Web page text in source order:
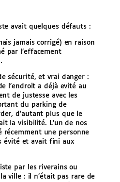
avait quelques défauts :
jamais corrigé) en raison
par l’effacement
sécurité, et vrai danger :
l’endroit a déjà evité au
de justesse avec les
du parking de
d’autant plus que le
la visibilité. L’un de nos
récemment une personne
évité et avait fini aux
par les riverains ou
ville : il n’était pas rare de